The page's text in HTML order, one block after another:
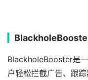
BlackholeBooster是
户轻松拦截广告、跟